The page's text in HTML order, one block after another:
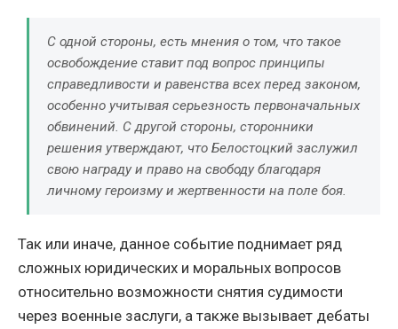
С одной стороны, есть мнения о том, что такое
освобождение ставит под вопрос принципы
справедливости и равенства всех перед законом,
особенно учитывая серьезность первоначальных
обвинений. С другой стороны, сторонники
решения утверждают, что Белостоцкий заслужил
свою награду и право на свободу благодаря
личному героизму и жертвенности на поле боя.
Так или иначе, данное событие поднимает ряд
сложных юридических и моральных вопросов
относительно возможности снятия судимости
через военные заслуги, а также вызывает дебаты